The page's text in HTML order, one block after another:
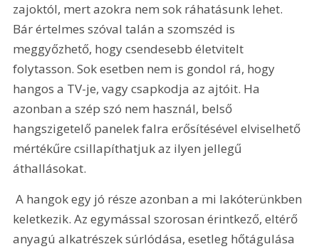
zajoktól, mert azokra nem sok ráhatásunk lehet.
Bár értelmes szóval talán a szomszéd is
meggyőzhető, hogy csendesebb életvitelt
folytasson. Sok esetben nem is gondol rá, hogy
hangos a TV-je, vagy csapkodja az ajtóit. Ha
azonban a szép szó nem használ, belső
hangszigetelő panelek falra erősítésével elviselhető
mértékűre csillapíthatjuk az ilyen jellegű
áthallásokat.
A hangok egy jó része azonban a mi lakóterünkben
keletkezik. Az egymással szorosan érintkező, eltérő
anyagú alkatrészek súrlódása, esetleg hőtágulása